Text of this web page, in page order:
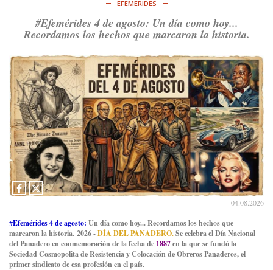
EFEMERIDES
#Efemérides 4 de agosto: Un día como hoy...
Recordamos los hechos que marcaron la historia.
04.08.2026
#Efemérides 4 de agosto: Un día como hoy... Recordamos los hechos que
marcaron la historia. 2026 -DÍA DEL PANADERO.Se celebra el Día Nacional
del Panadero en conmemoración de la fecha de 1887en la que se fundó la
Sociedad Cosmopolita de Resistencia y Colocación de Obreros Panaderos, el
primer sindicato de esa profesión en el país.